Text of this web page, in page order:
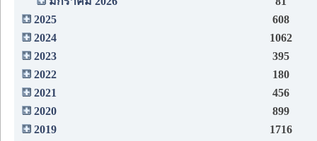
2025
608
2024
1062
2023
395
2022
180
2021
456
2020
899
2019
1716